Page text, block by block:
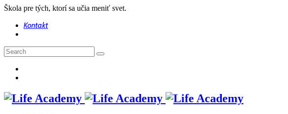
Škola pre tých, ktorí sa učia meniť svet.
Kontakt